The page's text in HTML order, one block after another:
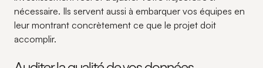
nécessaire. Ils servent aussi à embarquer vos équipes en
leur montrant concrètement ce que le projet doit
accomplir.